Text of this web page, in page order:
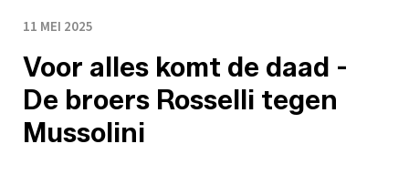
11 MEI 2025
Voor alles komt de daad -
De broers Rosselli tegen
Mussolini